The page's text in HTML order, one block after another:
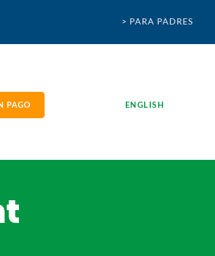
> PARA PADRES
PAGO ENGLISH